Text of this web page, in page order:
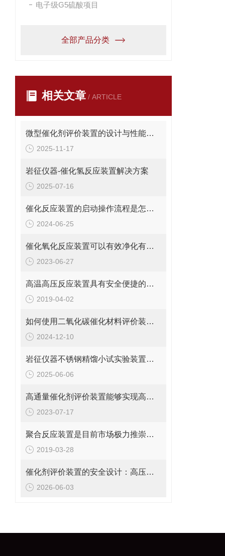
电子级G5硫酸项目
全部产品分类
相关文章 / ARTICLE
微型催化剂评价装置的设计与性能优势概述
2025-11-17
岩征仪器-催化氢反应装置解决方案
2025-07-16
催化反应装置的启动操作流程是怎样的？
2024-06-25
催化氧化反应装置可以有效净化有机废气，保护环境
2023-06-27
高温高压反应装置具有安全便捷的优点
2019-04-02
如何使用二氧化碳催化材料评价装置优化催化反应
2024-12-10
岩征仪器不锈钢精馏小试实验装置核心参数、应用场景
2025-06-06
高通量催化剂评价装置能够实现高通量测试和全面表征
2023-07-17
聚合反应装置是目前市场极力推崇的小型高压测试装备
2019-03-28
催化剂评价装置的安全设计：高压、高温、有毒有害产物的防护
2026-06-03